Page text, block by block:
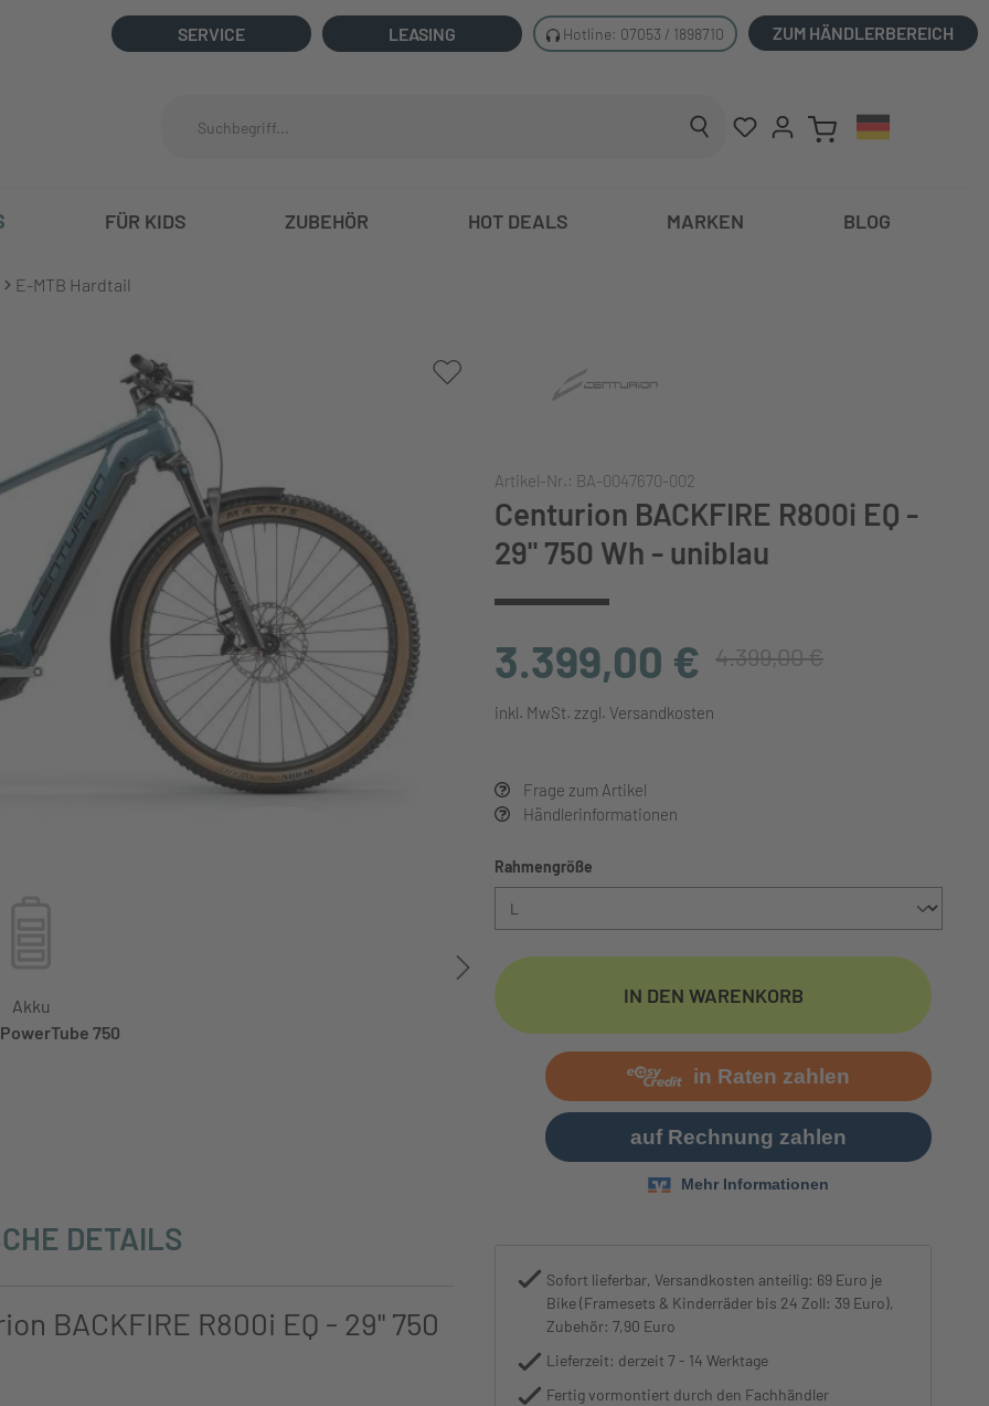
SERVICE LEASING Hotline: 07053 / 1898710 ZUM HÄNDLERBEREICH
FÜR KIDS ZUBEHÖR HOT DEALS MARKEN BLOG
E-MTB Hardtail
Akku
PowerTube 750
Motor
BOSCH Performance
Artikel-Nr.: BA-0047670-002
Centurion BACKFIRE R800i EQ -
29" 750 Wh - uniblau
3.399,00 € 4.399,00 €
inkl. MwSt. zzgl. Versandkosten
Frage zum Artikel
Händlerinformationen
Rahmengröße
IN DEN WARENKORB
Sofort lieferbar, Versandkosten anteilig: 69 Euro je
Bike (Framesets & Kinderräder bis 24 Zoll: 39 Euro),
Zubehör: 7,90 Euro
Lieferzeit: derzeit 7 - 14 Werktage
Fertig vormontiert durch den Fachhändler
DETAILS
BACKFIRE R800i EQ - 29" 750